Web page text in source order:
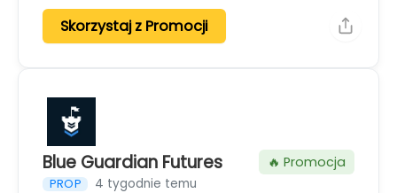
Skorzystaj z Promocji
Blue Guardian Futures
PROP 4 tygodnie temu
🔥 Promocja